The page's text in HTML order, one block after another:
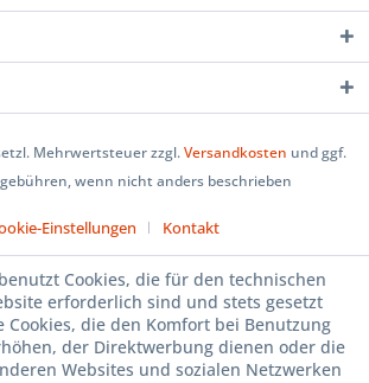
Mehrwertsteuer zzgl.Versandkosten und ggf.
wenn nicht anders beschrieben
Einstellungen Kontakt
Cookies, die für den technischen
erforderlich sind und stets gesetzt
Cookies, die den Komfort bei Benutzung
der Direktwerbung dienen oder die
Websites und sozialen Netzwerken